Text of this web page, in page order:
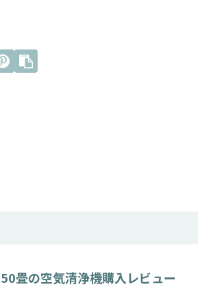
50畳の空気清浄機購入レビュー